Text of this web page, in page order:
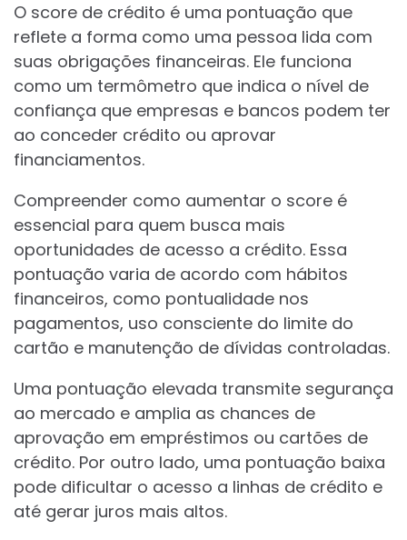
O score de crédito é uma pontuação que
reflete a forma como uma pessoa lida com
suas obrigações financeiras. Ele funciona
como um termômetro que indica o nível de
confiança que empresas e bancos podem ter
ao conceder crédito ou aprovar
financiamentos.
Compreender como aumentar o score é
essencial para quem busca mais
oportunidades de acesso a crédito. Essa
pontuação varia de acordo com hábitos
financeiros, como pontualidade nos
pagamentos, uso consciente do limite do
cartão e manutenção de dívidas controladas.
Uma pontuação elevada transmite segurança
ao mercado e amplia as chances de
aprovação em empréstimos ou cartões de
crédito. Por outro lado, uma pontuação baixa
pode dificultar o acesso a linhas de crédito e
até gerar juros mais altos.